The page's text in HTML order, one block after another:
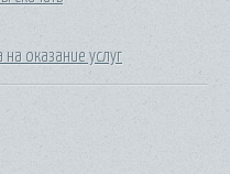
оказание услуг